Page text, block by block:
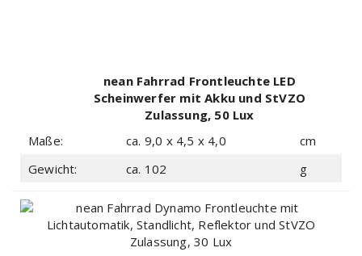
nean Fahrrad Frontleuchte LED
Scheinwerfer mit Akku und StVZO
Zulassung, 50 Lux
Maße:
ca. 9,0 x 4,5 x 4,0
cm
Gewicht:
ca. 102 g